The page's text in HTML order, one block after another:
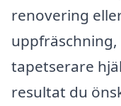
renovering
tapetserare
resultat du